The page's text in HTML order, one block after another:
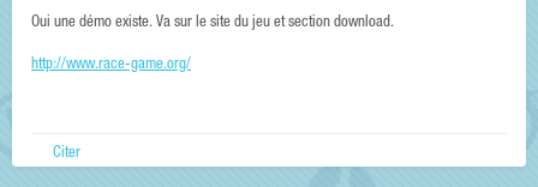
Oui une démo existe. Va sur le site du jeu et section download.
http://www.race-game.org/
Citer